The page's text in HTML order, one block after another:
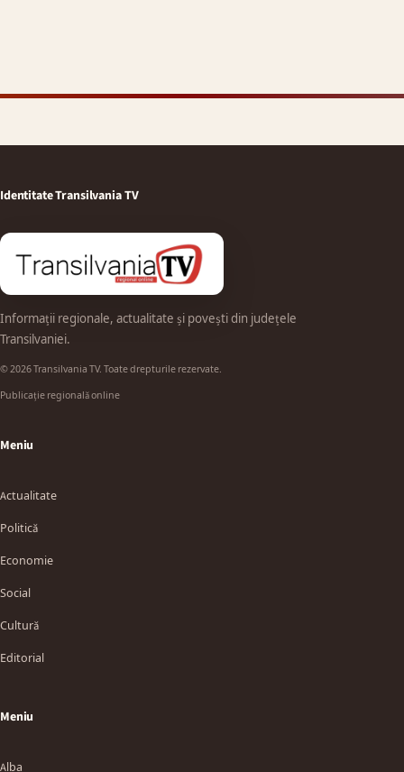
Identitate Transilvania TV
Informații regionale, actualitate și povești din județele
Transilvaniei.
© 2026 Transilvania TV. Toate drepturile rezervate.
Publicație regională online
Meniu
Actualitate
Politică
Economie
Social
Cultură
Editorial
Meniu
Alba